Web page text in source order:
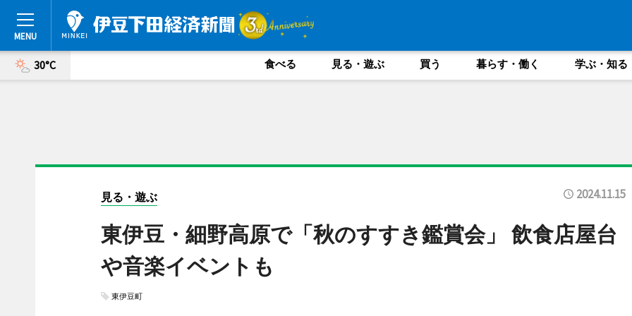
30°C 食べる 見る・遊ぶ 買う 暮らす・働く 学ぶ・知る
見る・遊ぶ 2024.11.15
東伊豆・細野高原で「秋のすすき鑑賞会」 飲食店屋台
や音楽イベントも
東伊豆町